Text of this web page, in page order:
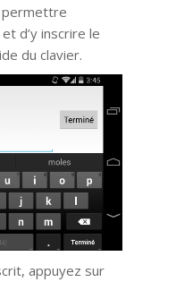
permettre
d’y inscrire le
du clavier.
appuyez sur